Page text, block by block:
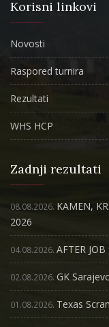
Korisni linkovi
Novosti
Raspored turnira
Rezultati
WHS HCP
Zadnji rezultati
08.08.2026. KAMEN,
2026
04.08.2026. AFTER
02.08.2026. GK
01.08.2026. Texas